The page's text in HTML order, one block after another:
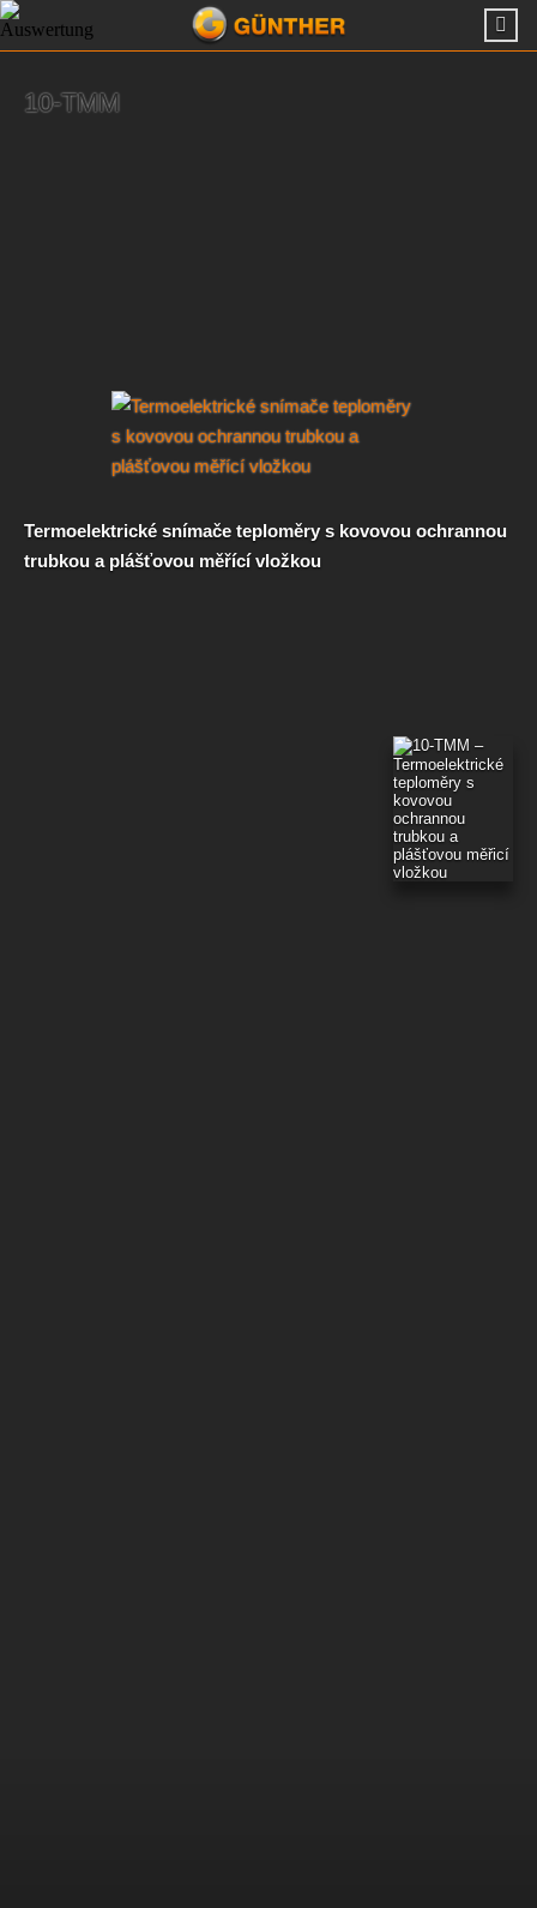
10-TMM
Termoelektrické snímače teploměry s kovovou ochrannou
trubkou a plášťovou měřící vložkou